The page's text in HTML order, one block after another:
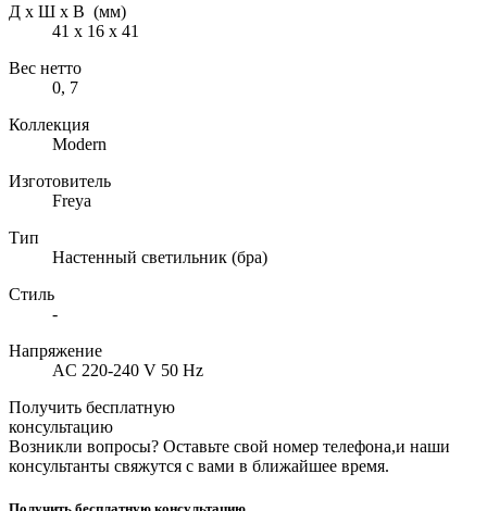
Д х Ш х В (мм)
41 х 16 х 41
Вес нетто
0, 7
Коллекция
Modern
Изготовитель
Freya
Тип
Настенный светильник (бра)
Стиль
-
Напряжение
AC 220-240 V 50 Hz
Получить бесплатную
консультацию
Возникли вопросы? Оставьте свой номер телефона,и наши
консультанты свяжутся с вами в ближайшее время.